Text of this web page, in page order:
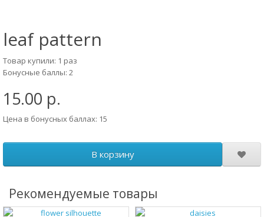
leaf pattern
Товар купили: 1 раз
Бонусные баллы: 2
15.00 р.
Цена в бонусных баллах: 15
В корзину
Рекомендуемые товары